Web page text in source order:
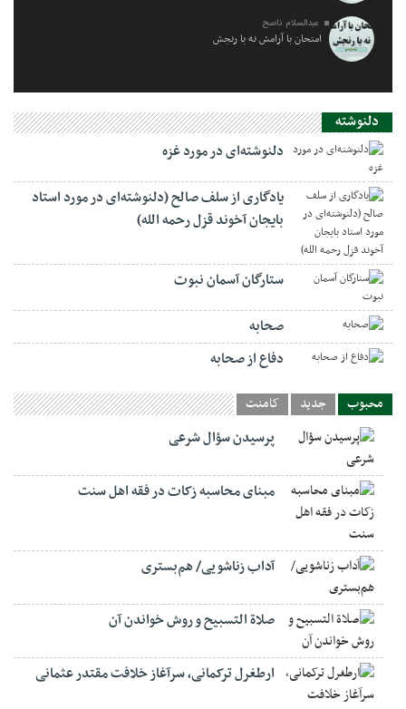
عبدالسلام ناصح
امتحان با آرامش نه با رنجش
دلنوشته
دلنوشته‌ای در مورد غزه
یادگاری از سلف صالح (دلنوشته‌ای در مورد استاد
بایجان آخوند قزل رحمه الله)
ستارگان آسمان نبوت
صحابه
دفاع از صحابه
محبوب جدید کامنت
پرسیدن سؤال شرعی
مبنای محاسبه زکات در فقه اهل سنت
آداب زناشویی/ هم‌بستری
صلاة التسبيح و روش خواندن آن
ارطغرل ترکمانی، سرآغاز خلافت مقتدر عثمانی